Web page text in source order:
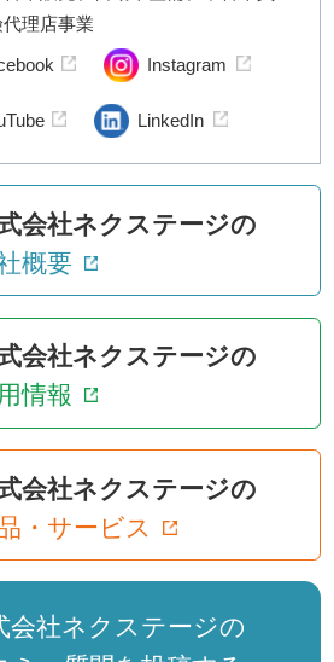
理店事業
Instagram
LinkedIn
会社ネクステージの
概要
会社ネクステージの
情報
会社ネクステージの
・サービス
会社ネクステージの